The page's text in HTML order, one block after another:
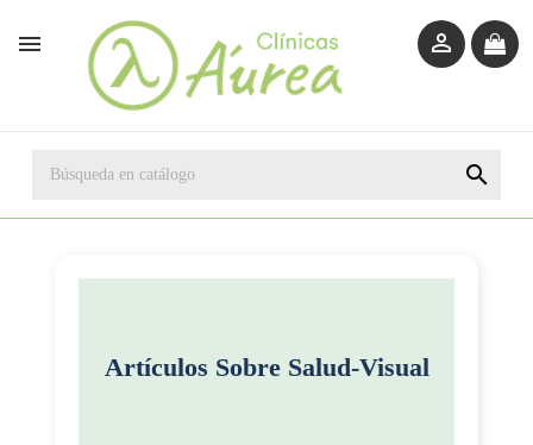
 

Artículos Sobre Salud-Visual